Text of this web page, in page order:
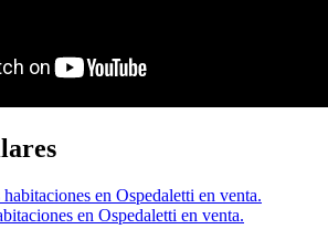
en Ospedaletti en venta.